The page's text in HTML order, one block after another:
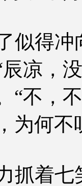
似得冲
凉，
“不，
为何不
抓着七